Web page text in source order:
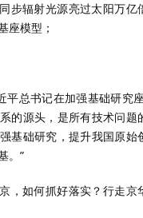
步辐射光源亮过太阳万亿
座模型；
平总书记在加强基础研究
的源头，是所有技术问题
基础研究，提升我国原始
。”
，如何抓好落实？行走京